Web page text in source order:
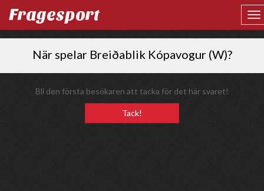
Fragesport
När spelar Breiðablik Kópavogur (W)?
Bli den första besökaren att tacka för det här svaret!
Tack!